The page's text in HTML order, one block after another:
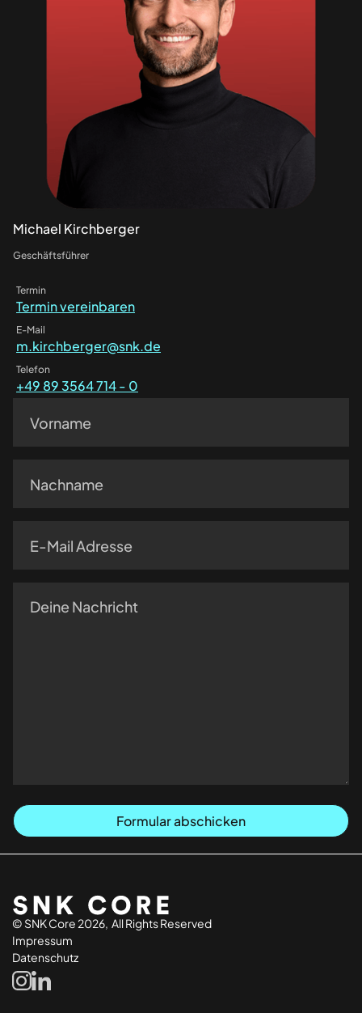
Michael Kirchberger
Geschäftsführer
Termin
Termin vereinbaren
E-Mail
m.kirchberger@snk.de
Telefon
+49 89 3564 714 - 0
© SNK Core 2026, All Rights Reserved
Impressum
Datenschutz